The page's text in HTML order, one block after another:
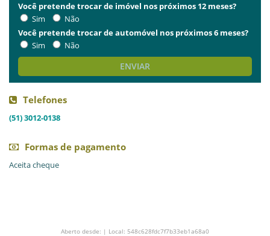
Você pretende trocar de imóvel nos próximos 12 meses?
Sim
Não
Você pretende trocar de automóvel nos próximos 6 meses?
Sim
Não
ENVIAR
Telefones
(51) 3012-0138
Formas de pagamento
Aceita cheque
Aberto desde: | Local: 548c628fdc7f7b33eb1a68a0